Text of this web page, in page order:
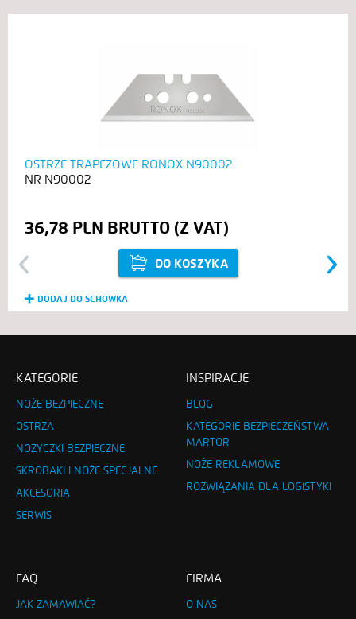
Previous
OSTRZE TRAPEZOWE RONOX N90002
N90002
36,78 PLN
DO KOSZYKA
DODAJ DO SCHOWKA
Next
KATEGORIE
NOŻE BEZPIECZNE
OSTRZA
NOŻYCZKI BEZPIECZNE
SKROBAKI I NOŻE SPECJALNE
AKCESORIA
SERWIS
INSPIRACJE
BLOG
KATEGORIE BEZPIECZEŃSTWA
MARTOR
NOŻE REKLAMOWE
ROZWIĄZANIA DLA LOGISTYKI
FAQ
JAK ZAMAWIAĆ?
FIRMA
O NAS